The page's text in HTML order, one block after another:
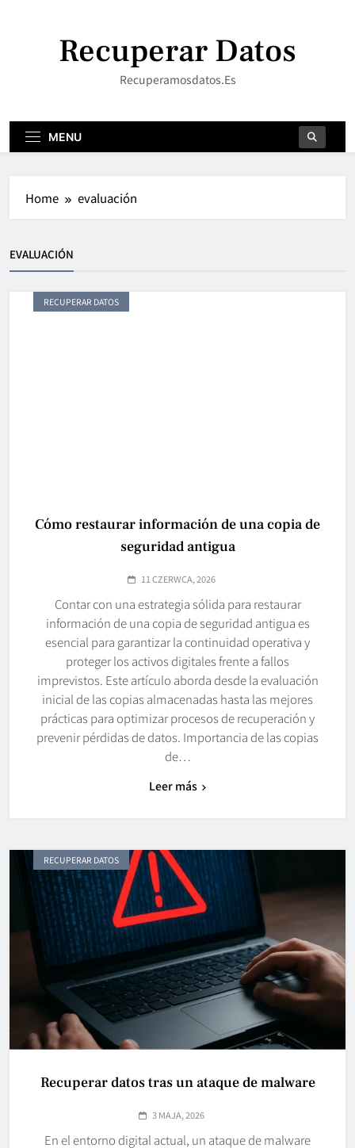
Recuperar Datos
Recuperamosdatos.es
MENU
Home evaluación
EVALUACIÓN
RECUPERAR DATOS
Cómo restaurar información de una copia de
seguridad antigua
11 CZERWCA, 2026
Contar con una estrategia sólida para restaurar
información de una copia de seguridad antigua es
esencial para garantizar la continuidad operativa y
proteger los activos digitales frente a fallos
imprevistos. Este artículo aborda desde la evaluación
inicial de las copias almacenadas hasta las mejores
prácticas para optimizar procesos de recuperación y
prevenir pérdidas de datos. Importancia de las copias
de…
Leer más
RECUPERAR DATOS
Recuperar datos tras un ataque de malware
3 MAJA, 2026
En el entorno digital actual, un ataque de malware